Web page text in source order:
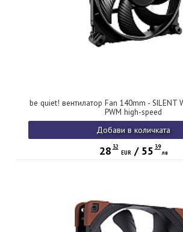
be quiet! вентилатор Fan 140mm - SILENT
PWM high-speed
Добави в количката
28 32
EUR/ 55 39
лв